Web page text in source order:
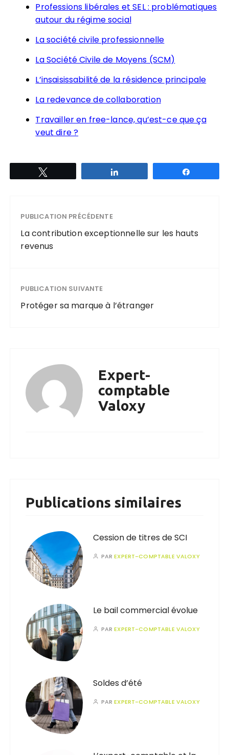
Professions libérales et SEL : problématiques
autour du régime social
La société civile professionnelle
La Société Civile de Moyens (SCM)
L’insaisissabilité de la résidence principale
La redevance de collaboration
Travailler en free-lance, qu’est-ce que ça
veut dire ?
PUBLICATION PRÉCÉDENTE
La contribution exceptionnelle sur les hauts
revenus
PUBLICATION SUIVANTE
Protéger sa marque à l’étranger
Expert-
comptable
Valoxy
Publications similaires
Cession de titres de SCI
PAREXPERT-COMPTABLE VALOXY
Le bail commercial évolue
PAREXPERT-COMPTABLE VALOXY
Soldes d’été
PAREXPERT-COMPTABLE VALOXY